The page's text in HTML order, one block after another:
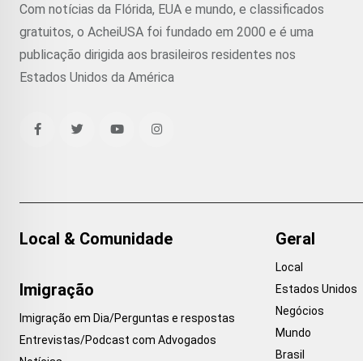
Com notícias da Flórida, EUA e mundo, e classificados
gratuitos, o AcheiUSA foi fundado em 2000 e é uma
publicação dirigida aos brasileiros residentes nos
Estados Unidos da América
Local & Comunidade
Imigração
Imigração em Dia/Perguntas e respostas
Entrevistas/Podcast com Advogados
Geral
Local
Estados Unidos
Negócios
Mundo
Brasil